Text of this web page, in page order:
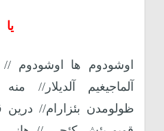
یا
اوشودوم ها اوشودوم //
آلماجیغیم آلدیلار//
ظولومدن بئزارام//